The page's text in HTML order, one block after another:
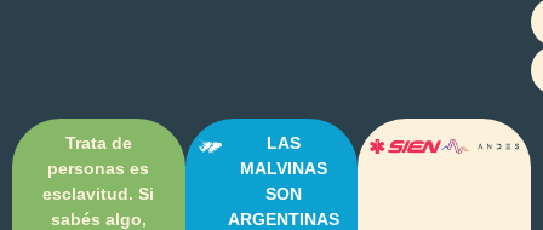
Trata de
personas es
esclavitud. Si
sabés algo,
LAS
MALVINAS
SON
ARGENTINAS